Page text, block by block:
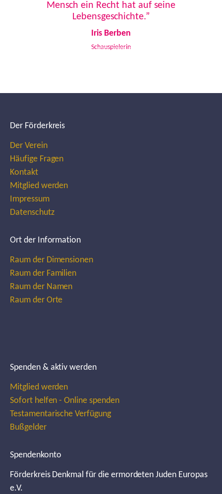
Mensch ein Recht hat auf seine
Lebensgeschichte.”
Iris Berben
Schauspielerin
Der Förderkreis
Der Verein
Häufige Fragen
Kontakt
Mitglied werden
Impressum
Datenschutz
Ort der Information
Raum der Dimensionen
Raum der Familien
Raum der Namen
Raum der Orte
Spenden & aktiv werden
Mitglied werden
Sofort helfen - Online spenden
Testamentarische Verfügung
Bußgelder
Spendenkonto
Förderkreis Denkmal für die ermordeten Juden Europas
e.V.